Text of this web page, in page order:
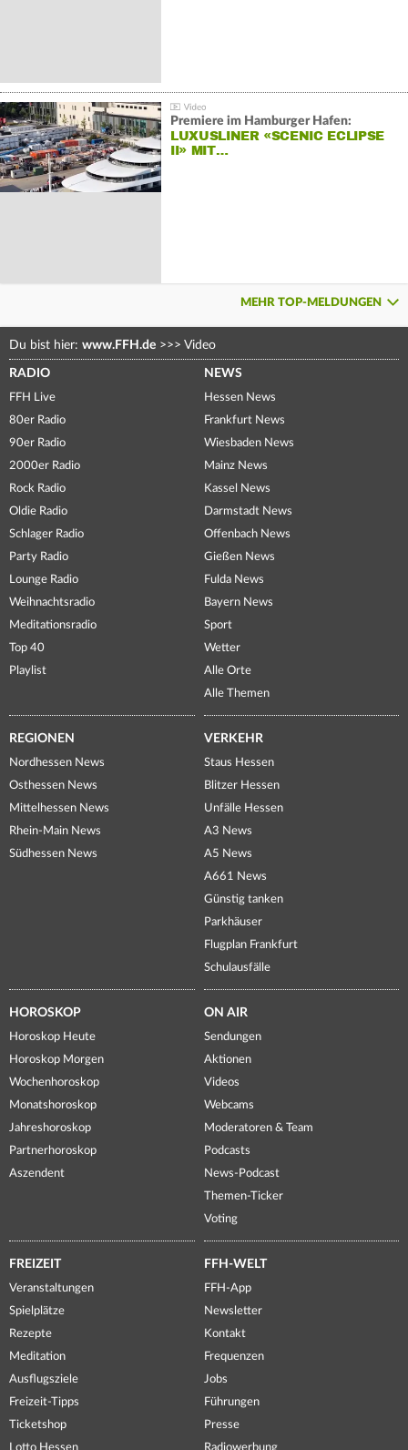
Premiere im Hamburger Hafen:
LUXUSLINER «SCENIC ECLIPSE
II» MIT…
MEHR TOP-MELDUNGEN
Du bist hier: www.FFH.de >>> Video
RADIO
FFH Live
80er Radio
90er Radio
2000er Radio
Rock Radio
Oldie Radio
Schlager Radio
Party Radio
Lounge Radio
Weihnachtsradio
Meditationsradio
Top 40
Playlist
NEWS
Hessen News
Frankfurt News
Wiesbaden News
Mainz News
Kassel News
Darmstadt News
Offenbach News
Gießen News
Fulda News
Bayern News
Sport
Wetter
Alle Orte
Alle Themen
REGIONEN
Nordhessen News
Osthessen News
Mittelhessen News
Rhein-Main News
Südhessen News
VERKEHR
Staus Hessen
Blitzer Hessen
Unfälle Hessen
A3 News
A5 News
A661 News
Günstig tanken
Parkhäuser
Flugplan Frankfurt
Schulausfälle
HOROSKOP
Horoskop Heute
Horoskop Morgen
Wochenhoroskop
Monatshoroskop
Jahreshoroskop
Partnerhoroskop
Aszendent
ON AIR
Sendungen
Aktionen
Videos
Webcams
Moderatoren & Team
Podcasts
News-Podcast
Themen-Ticker
Voting
FREIZEIT
Veranstaltungen
Spielplätze
Rezepte
Meditation
Ausflugsziele
Freizeit-Tipps
Ticketshop
Lotto Hessen
FFH-WELT
FFH-App
Newsletter
Kontakt
Frequenzen
Jobs
Führungen
Presse
Radiowerbung